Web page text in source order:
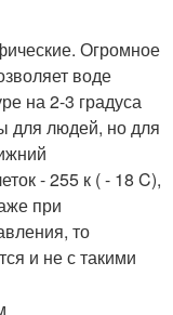
Огромное
воде
на 2-3 градуса
для людей, но для
- 255 к ( - 18 C),
при
то
и не с такими